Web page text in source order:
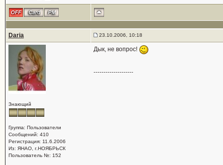
Daria 23.10.2006, 10:18
Знающий
Группа: Пользователи
Сообщений: 410
Регистрация: 11.6.2006
Из: ЯНАО, г.НОЯБРЬСК
Пользователь №: 152
Дык, не вопрос!
--------------------